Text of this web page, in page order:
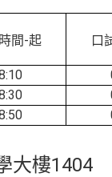
間-起 口
大樓1404